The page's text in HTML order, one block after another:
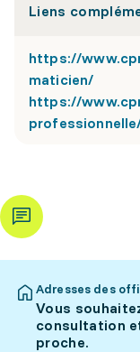
Liens
https://
maticien/
https://
Adresses des
Vous
consultation
proche.